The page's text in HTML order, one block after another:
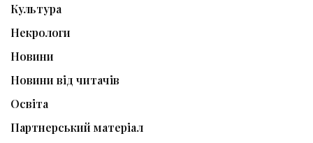
Культура
Некрологи
Новини
Новини від читачів
Освіта
Партнерський матеріал